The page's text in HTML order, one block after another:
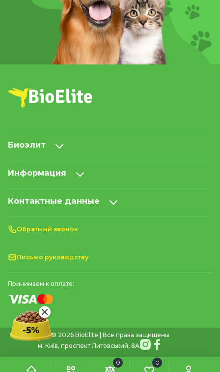
Биоэлит
Информация
Контактные данные
Обратный звонок
Письмо руководству
Принимаем к оплате:
© 2026 BioElite | Все права защищены
м. Київ, проспект Литовський, 8А
0 0